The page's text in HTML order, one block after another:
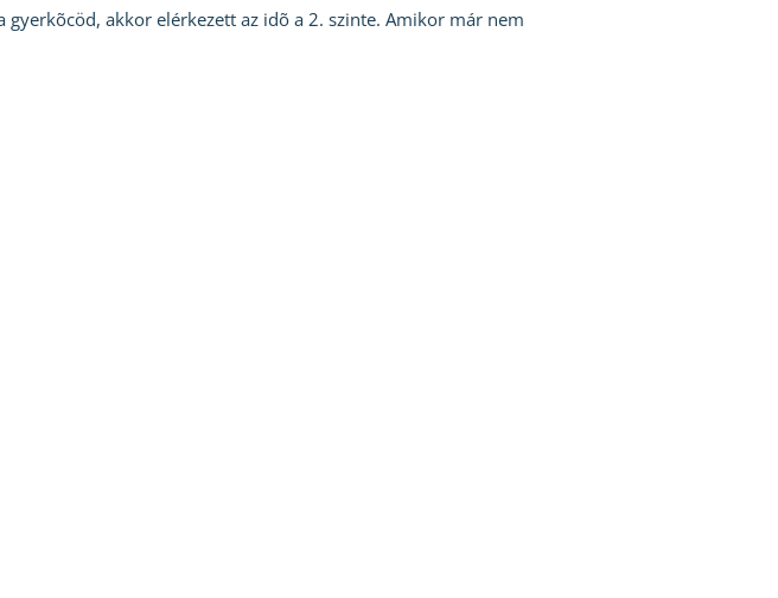
akkor elérkezett az idõ a 2. szinte. Amikor már nem